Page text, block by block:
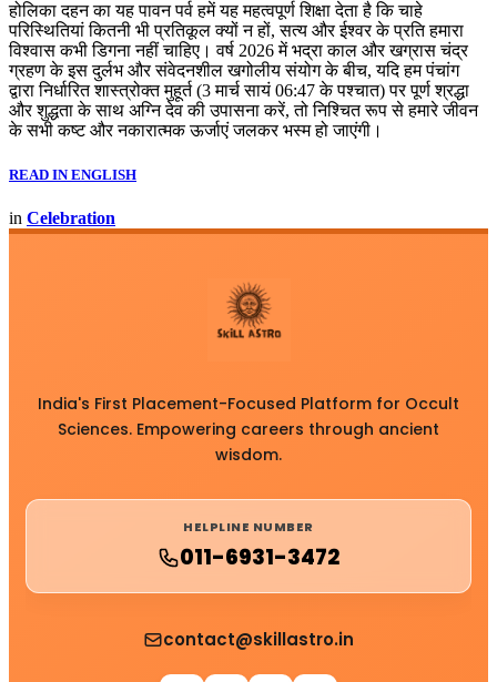
होलिका दहन का यह पावन पर्व हमें यह महत्वपूर्ण शिक्षा देता है कि चाहे
परिस्थितियां कितनी भी प्रतिकूल क्यों न हों, सत्य और ईश्वर के प्रति हमारा
विश्वास कभी डिगना नहीं चाहिए। वर्ष 2026 में भद्रा काल और खग्रास चंद्र
ग्रहण के इस दुर्लभ और संवेदनशील खगोलीय संयोग के बीच, यदि हम पंचांग
द्वारा निर्धारित शास्त्रोक्त मुहूर्त (3 मार्च सायं 06:47 के पश्चात) पर पूर्ण श्रद्धा
और शुद्धता के साथ अग्नि देव की उपासना करें, तो निश्चित रूप से हमारे जीवन
के सभी कष्ट और नकारात्मक ऊर्जाएं जलकर भस्म हो जाएंगी।
READ IN ENGLISH
in Celebration
India's First Placement-Focused Platform for Occult
Sciences. Empowering careers through ancient
wisdom.
HELPLINE NUMBER
011-6931-3472
contact@skillastro.in